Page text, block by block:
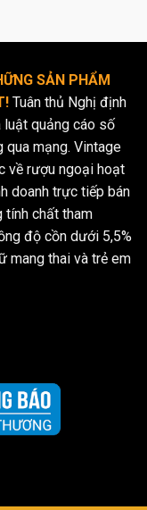
SẢN PHẨM
Tuân thủ Nghị định
quảng cáo số
qua mạng. Vintage
về rượu ngoại hoạt
doanh trực tiếp bán
tính chất tham
độ cồn dưới 5,5%
mang thai và trẻ em